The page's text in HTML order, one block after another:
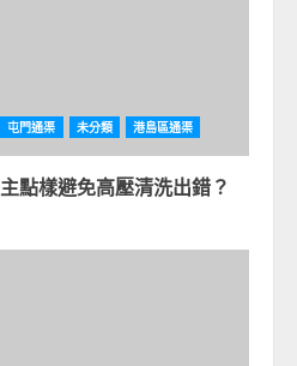
屯門通渠 未分類 港島區通渠
點樣避免高壓清洗出錯？